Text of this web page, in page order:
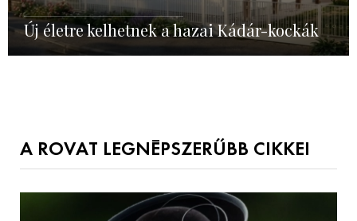
Új életre kelhetnek a hazai Kádár-kockák
A ROVAT LEGNÉPSZERŰBB CIKKEI